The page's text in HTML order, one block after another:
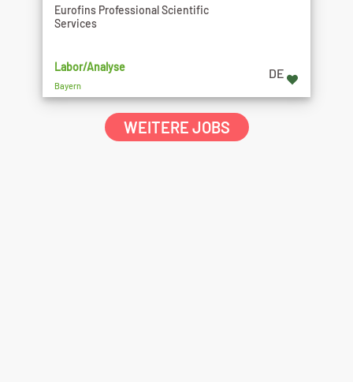
Eurofins Professional Scientific
Services
Labor/Analyse
Bayern
DE
WEITERE JOBS